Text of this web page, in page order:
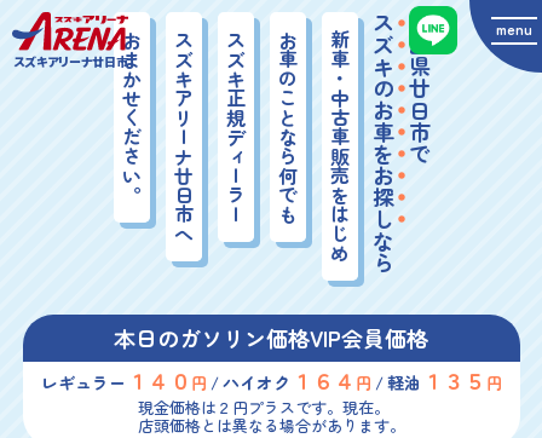
スズキアリーナ廿日市
menu
広島県廿日市で
スズキのお車をお探し
なら
新車・中古車販売をはじめ
お車のことなら何でも
スズキ正規ディーラー
スズキアリーナ廿日市へ
おまかせください。
本日のガソリン価格VIP会員価格
レギュラー １４０ 円 ハイオク １６４ 円 軽油 １３５ 円
現金価格は２円プラスです。現在。
店頭価格とは異なる場合があります。